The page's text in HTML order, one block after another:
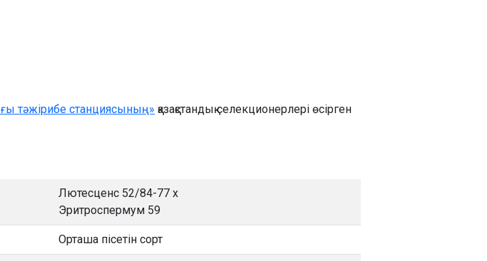
тәжірибе станциясының» қазақстандық селекционерлері өсірген
Лютесценс 52/84-77 х
Эритроспермум 59
Орташа пісетін сорт